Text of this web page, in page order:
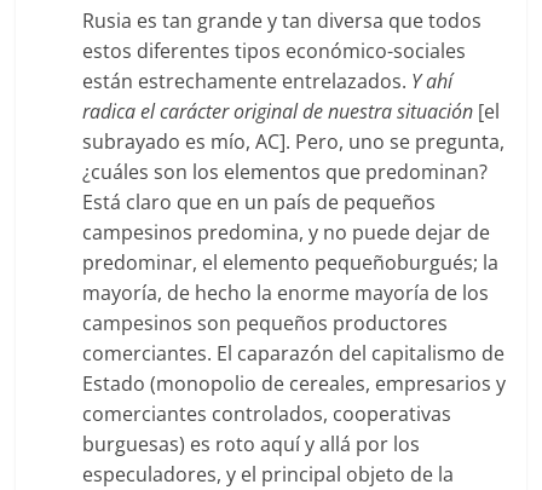
Rusia es tan grande y tan diversa que todos
estos diferentes tipos económico-sociales
están estrechamente entrelazados. Y ahí
radica el carácter original de nuestra situación [el
subrayado es mío, AC]. Pero, uno se pregunta,
¿cuáles son los elementos que predominan?
Está claro que en un país de pequeños
campesinos predomina, y no puede dejar de
predominar, el elemento pequeñoburgués; la
mayoría, de hecho la enorme mayoría de los
campesinos son pequeños productores
comerciantes. El caparazón del capitalismo de
Estado (monopolio de cereales, empresarios y
comerciantes controlados, cooperativas
burguesas) es roto aquí y allá por los
especuladores, y el principal objeto de la